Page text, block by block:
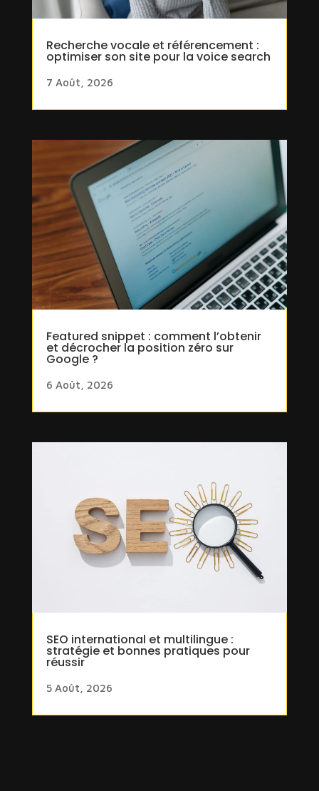
Recherche vocale et référencement :
optimiser son site pour la voice search
7 Août, 2026
Featured snippet : comment l’obtenir
et décrocher la position zéro sur
Google ?
6 Août, 2026
SEO international et multilingue :
stratégie et bonnes pratiques pour
réussir
5 Août, 2026